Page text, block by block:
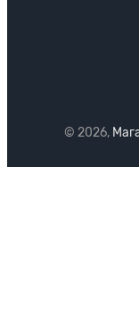
© 2026,